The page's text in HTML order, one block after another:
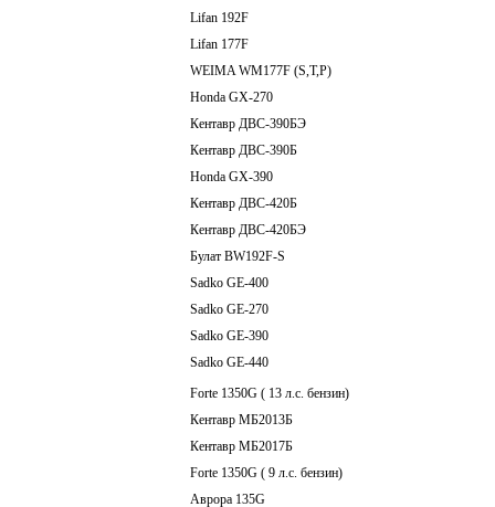
Lifan 192F
Lifan 177F
WEIMA WM177F (S,T,P)
Honda GX-270
Кентавр ДВС-390БЭ
Кентавр ДВС-390Б
Honda GX-390
Кентавр ДВС-420Б
Кентавр ДВС-420БЭ
Булат BW192F-S
Sadko GE-400
Sadko GE-270
Sadko GE-390
Sadko GE-440
Forte 1350G ( 13 л.с. бензин)
Кентавр МБ2013Б
Кентавр МБ2017Б
Forte 1350G ( 9 л.с. бензин)
Аврора 135G